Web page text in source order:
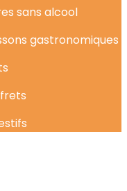
sans alcool
gastronomiques